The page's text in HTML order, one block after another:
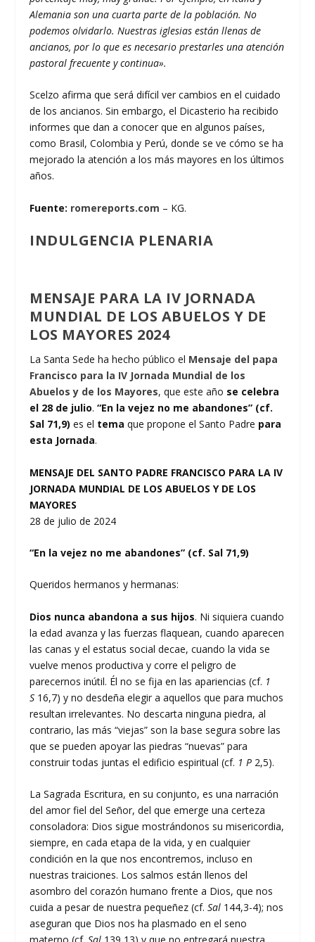
Alemania son una cuarta parte de la población. No
podemos olvidarlo. Nuestras iglesias están llenas de
ancianos, por lo que es necesario prestarles una atención
pastoral frecuente y continua».
Scelzo afirma que será difícil ver cambios en el cuidado
de los ancianos. Sin embargo, el Dicasterio ha recibido
informes que dan a conocer que en algunos países,
como Brasil, Colombia y Perú, donde se ve cómo se ha
mejorado la atención a los más mayores en los últimos
años.
Fuente: romereports.com – KG.
INDULGENCIA PLENARIA
MENSAJE PARA LA IV JORNADA
MUNDIAL DE LOS ABUELOS Y DE
LOS MAYORES 2024
La Santa Sede ha hecho público el Mensaje del papa
Francisco para la IV Jornada Mundial de los
Abuelos y de los Mayores, que este año se celebra
el 28 de julio.“En la vejez no me abandones” (cf.
Sal 71,9) es el temaque propone el Santo Padre para
esta Jornada.
MENSAJE DEL SANTO PADRE FRANCISCO PARA LA IV
JORNADA MUNDIAL DE LOS ABUELOS Y DE LOS
MAYORES
28 de julio de 2024
“En la vejez no me abandones” (cf. Sal 71,9)
Queridos hermanos y hermanas:
Dios nunca abandona a sus hijos. Ni siquiera cuando
la edad avanza y las fuerzas flaquean, cuando aparecen
las canas y el estatus social decae, cuando la vida se
vuelve menos productiva y corre el peligro de
parecernos inútil. Él no se fija en las apariencias (cf. 1
S 16,7) y no desdeña elegir a aquellos que para muchos
resultan irrelevantes. No descarta ninguna piedra, al
contrario, las más “viejas” son la base segura sobre las
que se pueden apoyar las piedras “nuevas” para
construir todas juntas el edificio espiritual (cf. 1 P 2,5).
La Sagrada Escritura, en su conjunto, es una narración
del amor fiel del Señor, del que emerge una certeza
consoladora: Dios sigue mostrándonos su misericordia,
siempre, en cada etapa de la vida, y en cualquier
condición en la que nos encontremos, incluso en
nuestras traiciones. Los salmos están llenos del
asombro del corazón humano frente a Dios, que nos
cuida a pesar de nuestra pequeñez (cf.Sal 144,3-4); nos
aseguran que Dios nos ha plasmado en el seno